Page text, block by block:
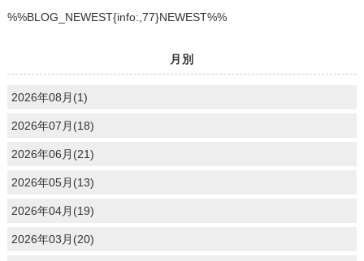
%%BLOG_NEWEST{info:,77}NEWEST%%
月別
2026年08月(1)
2026年07月(18)
2026年06月(21)
2026年05月(13)
2026年04月(19)
2026年03月(20)